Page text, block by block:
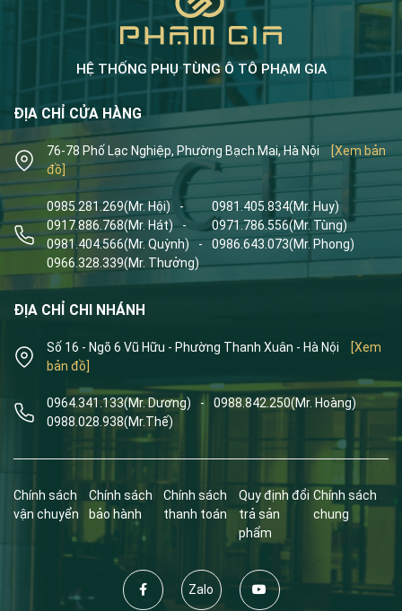
HỆ THỐNG PHỤ TÙNG Ô TÔ PHẠM GIA
ĐỊA CHỈ CỬA HÀNG
76-78 Phố Lạc Nghiệp, Phường Bạch Mai, Hà Nội
[Xem bản
đồ]
0985.281.269(Mr. Hội) - 0981.405.834(Mr. Huy)
0917.886.768(Mr. Hát) - 0971.786.556(Mr. Tùng)
0981.404.566(Mr. Quỳnh) - 0986.643.073(Mr. Phong)
0966.328.339(Mr. Thưởng)
ĐỊA CHỈ CHI NHÁNH
Số 16 - Ngõ 6 Vũ Hữu - Phường Thanh Xuân - Hà Nội
[Xem
bản đồ]
0964.341.133(Mr. Dương) - 0988.842.250(Mr. Hoàng)
0988.028.938(Mr.Thế)
Chính sách
vận chuyển
Chính sách
bảo hành
Chính sách
thanh toán
Quy định đổi
trả sản
phẩm
Chính sách
chung
Zalo